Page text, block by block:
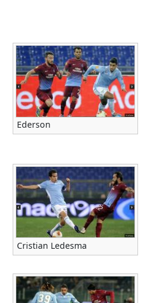
Ederson
Cristian Ledesma